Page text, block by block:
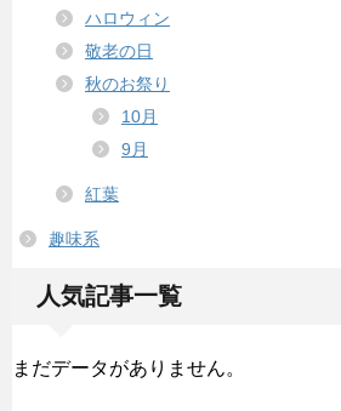
ハロウィン
敬老の日
秋のお祭り
10月
9月
紅葉
趣味系
人気記事一覧
まだデータがありません。